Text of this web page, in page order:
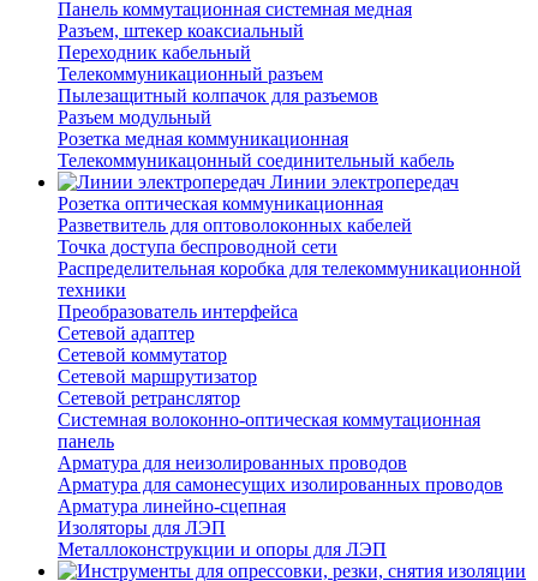
Панель коммутационная системная медная
Разъем, штекер коаксиальный
Переходник кабельный
Телекоммуникационный разъем
Пылезащитный колпачок для разъемов
Разъем модульный
Розетка медная коммуникационная
Телекоммуникацонный соединительный кабель
Линии электропередач
Розетка оптическая коммуникационная
Разветвитель для оптоволоконных кабелей
Точка доступа беспроводной сети
Распределительная коробка для телекоммуникационной
техники
Преобразователь интерфейса
Сетевой адаптер
Сетевой коммутатор
Сетевой маршрутизатор
Сетевой ретранслятор
Системная волоконно-оптическая коммутационная
панель
Арматура для неизолированных проводов
Арматура для самонесущих изолированных проводов
Арматура линейно-сцепная
Изоляторы для ЛЭП
Металлоконструкции и опоры для ЛЭП